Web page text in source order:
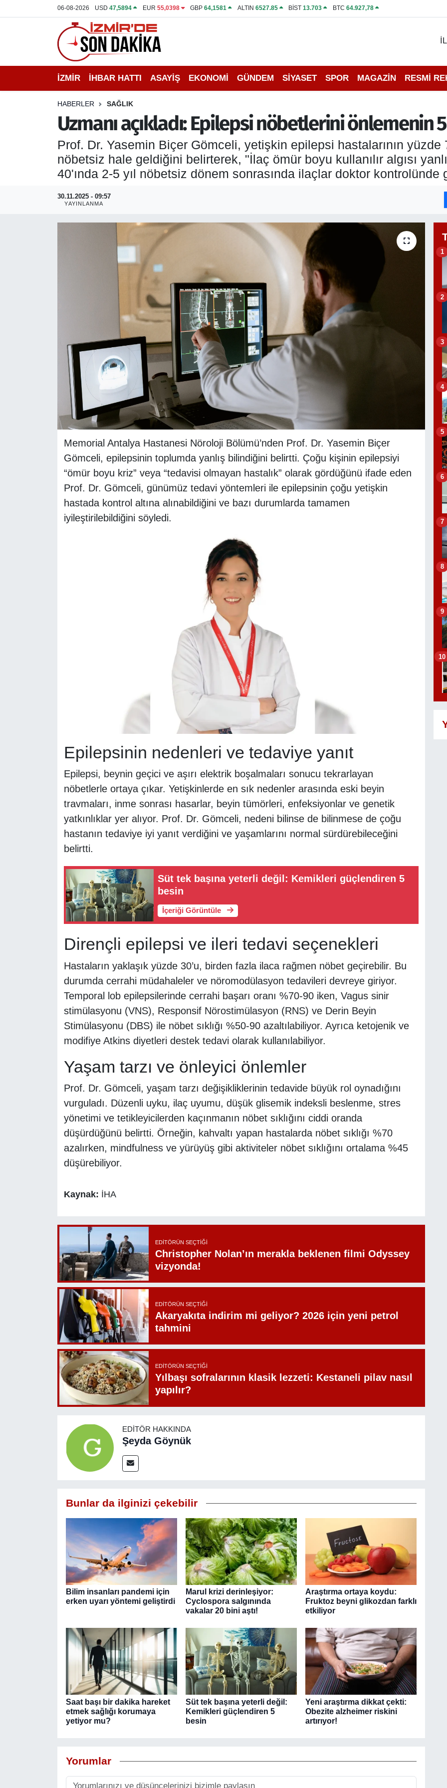
06-08-2026 USD47,5894 EUR 55,0398 GBP64,1581 ALTIN 6527.85 BİST13.703 BTC 64.927,78
İZMİR İHBAR HATTI ASAYİŞ EKONOMİ GÜNDEM SİYASET SPOR MAGAZİN RESMİ
HABERLER SAĞLIK
Uzmanı açıkladı: Epilepsi nöbetlerini önlemenin
Prof. Dr. Yasemin Biçer Gömceli, yetişkin epilepsi hastalarının
nöbetsiz hale geldiğini belirterek, "İlaç ömür boyu kullanılır algısı
40'ında 2-5 yıl nöbetsiz dönem sonrasında ilaçlar doktor kontrolünde
30.11.2025 - 09:57
YAYINLANMA
Memorial Antalya Hastanesi Nöroloji Bölümü’nden Prof. Dr. Yasemin Biçer
Gömceli, epilepsinin toplumda yanlış bilindiğini belirtti. Çoğu kişinin epilepsiyi
“ömür boyu kriz” veya “tedavisi olmayan hastalık” olarak gördüğünü ifade eden
Prof. Dr. Gömceli, günümüz tedavi yöntemleri ile epilepsinin çoğu yetişkin
hastada kontrol altına alınabildiğini ve bazı durumlarda tamamen
iyileştirilebildiğini söyledi.
Epilepsinin nedenleri ve tedaviye yanıt
Epilepsi, beynin geçici ve aşırı elektrik boşalmaları sonucu tekrarlayan
nöbetlerle ortaya çıkar. Yetişkinlerde en sık nedenler arasında eski beyin
travmaları, inme sonrası hasarlar, beyin tümörleri, enfeksiyonlar ve genetik
yatkınlıklar yer alıyor. Prof. Dr. Gömceli, nedeni bilinse de bilinmese de çoğu
hastanın tedaviye iyi yanıt verdiğini ve yaşamlarını normal sürdürebileceğini
belirtti.
Süt tek başına yeterli değil: Kemikleri güçlendiren 5
besin
İçeriği Görüntüle
Dirençli epilepsi ve ileri tedavi seçenekleri
Hastaların yaklaşık yüzde 30’u, birden fazla ilaca rağmen nöbet geçirebilir. Bu
durumda cerrahi müdahaleler ve nöromodülasyon tedavileri devreye giriyor.
Temporal lob epilepsilerinde cerrahi başarı oranı %70-90 iken, Vagus sinir
stimülasyonu (VNS), Responsif Nörostimülasyon (RNS) ve Derin Beyin
Stimülasyonu (DBS) ile nöbet sıklığı %50-90 azaltılabiliyor. Ayrıca ketojenik ve
modifiye Atkins diyetleri destek tedavi olarak kullanılabiliyor.
Yaşam tarzı ve önleyici önlemler
Prof. Dr. Gömceli, yaşam tarzı değişikliklerinin tedavide büyük rol oynadığını
vurguladı. Düzenli uyku, ilaç uyumu, düşük glisemik indeksli beslenme, stres
yönetimi ve tetikleyicilerden kaçınmanın nöbet sıklığını ciddi oranda
düşürdüğünü belirtti. Örneğin, kahvaltı yapan hastalarda nöbet sıklığı %70
azalırken, mindfulness ve yürüyüş gibi aktiviteler nöbet sıklığını ortalama %45
düşürebiliyor.
Kaynak: İHA
EDITÖRÜN SEÇTIĞI
Christopher Nolan’ın merakla beklenen filmi Odyssey
vizyonda!
EDITÖRÜN SEÇTIĞI
Akaryakıta indirim mi geliyor? 2026 için yeni petrol
tahmini
EDITÖRÜN SEÇTIĞI
Yılbaşı sofralarının klasik lezzeti: Kestaneli pilav nasıl
yapılır?
EDITÖR HAKKINDA
Şeyda Göynük
Bunlar da ilginizi çekebilir
Bilim insanları pandemi için
erken uyarı yöntemi geliştirdi
Marul krizi derinleşiyor:
Cyclospora salgınında
vakalar 20 bini aştı!
Araştırma ortaya koydu:
Fruktoz beyni glikozdan farklı
etkiliyor
Saat başı bir dakika hareket
etmek sağlığı korumaya
yetiyor mu?
Süt tek başına yeterli değil:
Kemikleri güçlendiren 5
besin
Yeni araştırma dikkat çekti:
Obezite alzheimer riskini
artırıyor!
Yorumlar
1
2
3
4
5
6
7
8
9
10
İHBAR HATTI
DEPREM
EKONOMİ
SİYASET
İzmir Nöbetçi Eczaneler
İzmir Hava Durumu
İzmir Namaz Vakitleri
İzmir Trafik Yoğunluk Haritası
Puan Durumu ve Fikstür
Tüm Manşetler